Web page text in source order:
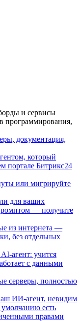
и сервисы
программирования,
документация,
который
портале Битрикс24
или мигрируйте
для ваших
— получите
из интернета —
без отдельных
агент: учится
с данными
серверы, полностью
ИИ-агент, невидим
есть
правами